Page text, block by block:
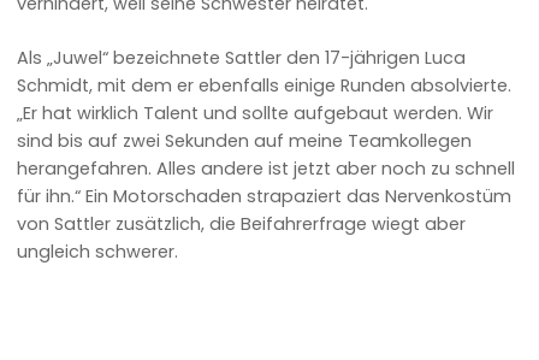
Als „Juwel“ bezeichnete Sattler den 17-jährigen Luca
Schmidt, mit dem er ebenfalls einige Runden absolvierte.
„Er hat wirklich Talent und sollte aufgebaut werden. Wir
sind bis auf zwei Sekunden auf meine Teamkollegen
herangefahren. Alles andere ist jetzt aber noch zu schnell
für ihn.“ Ein Motorschaden strapaziert das Nervenkostüm
von Sattler zusätzlich, die Beifahrerfrage wiegt aber
ungleich schwerer.